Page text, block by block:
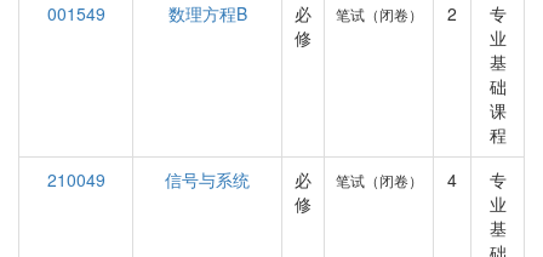
001549
数理方程B
必
修
笔试（闭卷） 2
专
业
基
础
课
程
210049
信号与系统
必
修
笔试（闭卷） 4
专
业
基
础